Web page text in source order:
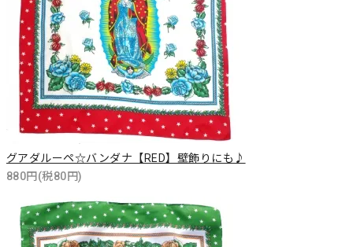
グアダルーペ☆バンダナ【RED】壁飾りにも♪
880円(税80円)